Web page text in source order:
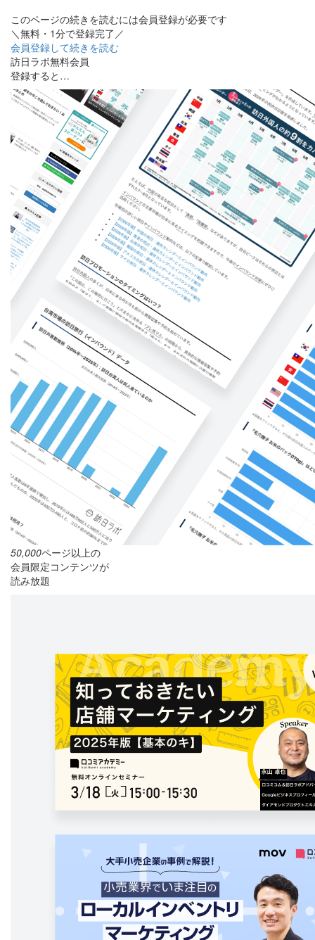
このページの続きを読むには会員登録が必要です
＼無料・1分で登録完了／
会員登録して続きを読む
訪日ラボ無料会員
登録すると…
50,000ページ以上の
会員限定コンテンツが
読み放題